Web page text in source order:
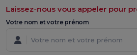
Laissez-nous vous appeler pour
Votre nom et votre prénom